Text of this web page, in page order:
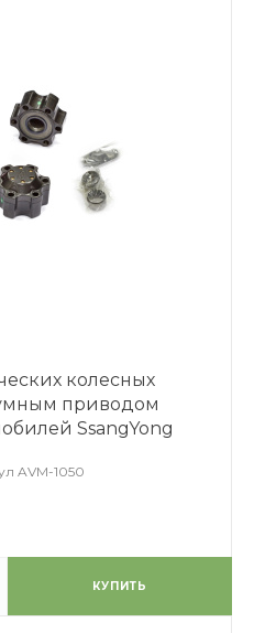
колесных
приводом
SsangYong
AVM-1050
КУПИТЬ